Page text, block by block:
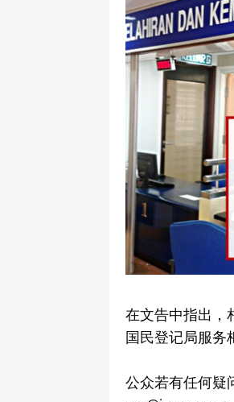
在文告中指出，
国民登记局服务
公众若有任何疑